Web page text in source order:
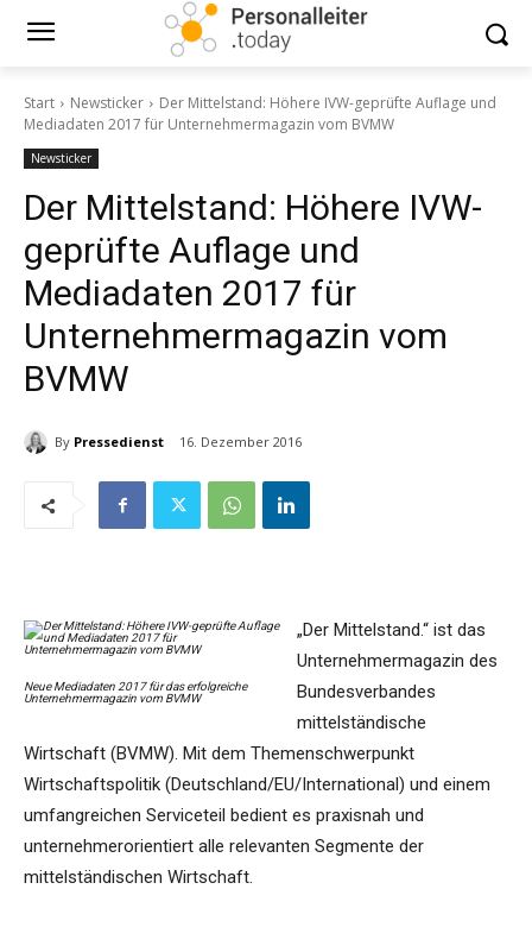
Start Newsticker
Der Mittelstand: Höhere IVW-geprüfte Auflage und
Mediadaten 2017 für Unternehmermagazin vom BVMW
Newsticker
Der Mittelstand: Höhere IVW-
geprüfte Auflage und
Mediadaten 2017 für
Unternehmermagazin vom
BVMW
By Pressedienst 16. Dezember 2016
Neue Mediadaten 2017 für das erfolgreiche
Unternehmermagazin vom BVMW
„Der Mittelstand.“ ist das
Unternehmermagazin des
Bundesverbandes
mittelständische
Wirtschaft (BVMW). Mit dem Themenschwerpunkt
Wirtschaftspolitik (Deutschland/EU/International) und einem
umfangreichen Serviceteil bedient es praxisnah und
unternehmerorientiert alle relevanten Segmente der
mittelständischen Wirtschaft.